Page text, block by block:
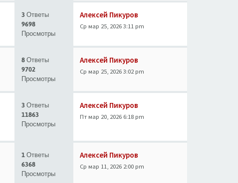
3 Ответы
9698
Просмотры
Алексей Пикуров
Ср мар 25, 2026 3:11 pm
8 Ответы
9702
Просмотры
Алексей Пикуров
Ср мар 25, 2026 3:02 pm
3 Ответы
11863
Просмотры
Алексей Пикуров
Пт мар 20, 2026 6:18 pm
1 Ответы
6368
Просмотры
Алексей Пикуров
Ср мар 11, 2026 2:00 pm